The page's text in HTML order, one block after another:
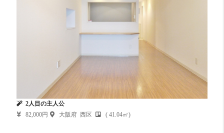
2人目の主人公
82,000円
大阪府 西区 ( 41.04㎡)